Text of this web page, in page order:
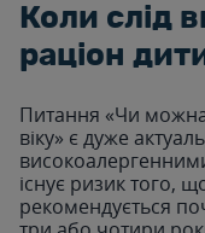
Коли слід
раціон
Питання «Чи можна
віку» є дуже
існує ризик того,
рекомендується